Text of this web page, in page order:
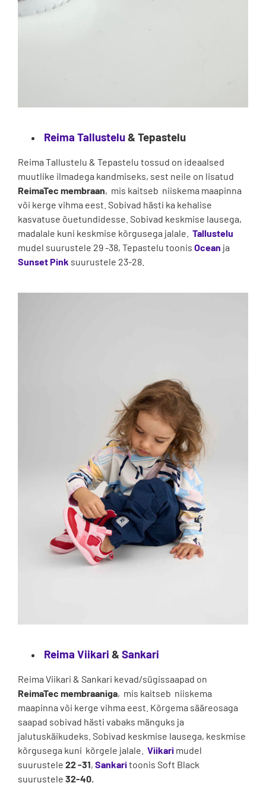
Reima Tallustelu& Tepastelu
Reima Tallustelu & Tepastelu tossud on ideaalsed
muutlike ilmadega kandmiseks, sest neile on lisatud
ReimaTec membraan, mis kaitseb niiskema maapinna
või kerge vihma eest. Sobivad hästi ka kehalise
kasvatuse õuetundidesse. Sobivad keskmise lausega,
madalale kuni keskmise kõrgusega jalale. Tallustelu
mudel suurustele 29 -38, Tepastelu toonis Ocean ja
Sunset Pink suurustele 23-28.
Reima Viikari & Sankari
Reima Viikari & Sankari kevad/sügissaapad on
ReimaTec membraaniga, mis kaitseb niiskema
maapinna või kerge vihma eest. Kõrgema sääreosaga
saapad sobivad hästi vabaks mänguks ja
jalutuskäikudeks. Sobivad keskmise lausega, keskmise
kõrgusega kuni kõrgele jalale. Viikarimudel
suurustele 22 -31, Sankaritoonis Soft Black
suurustele 32-40.